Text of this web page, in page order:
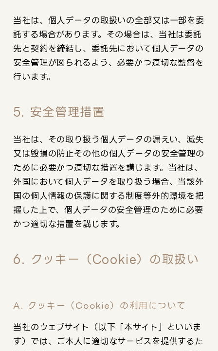
当社は、個人データの取扱いの全部又は一部を委
託する場合があります。その場合は、当社は委託
先と契約を締結し、委託先において個人データの
安全管理が図られるよう、必要かつ適切な監督を
行います。
5. 安全管理措置
当社は、その取り扱う個人データの漏えい、滅失
又は毀損の防止その他の個人データの安全管理の
ために必要かつ適切な措置を講じます。当社は、
外国において個人データを取り扱う場合、当該外
国の個人情報の保護に関する制度等外的環境を把
握した上で、個人データの安全管理のために必要
かつ適切な措置を講じます。
6. クッキー（Cookie）の取扱い
A. クッキー（Cookie）の利用について
当社のウェブサイト（以下「本サイト」といいま
す）では、ご本人に適切なサービスを提供するた